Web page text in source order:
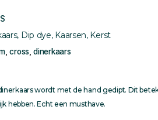
, Dip dye, Kaarsen, Kerst
,cross,dinerkaars
wordt met de hand gedipt. Dit
hebben. Echt een musthave.